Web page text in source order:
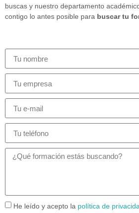
buscas y nuestro departamento
contigo lo antes posible para buscar tu
He leído y acepto la política de